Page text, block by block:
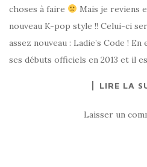
choses à faire
Mais je reviens
nouveau K-pop style !! Celui-ci
assez nouveau : Ladie’s Code !
ses débuts officiels en 2013 et il
LIRE LA
Laisser un